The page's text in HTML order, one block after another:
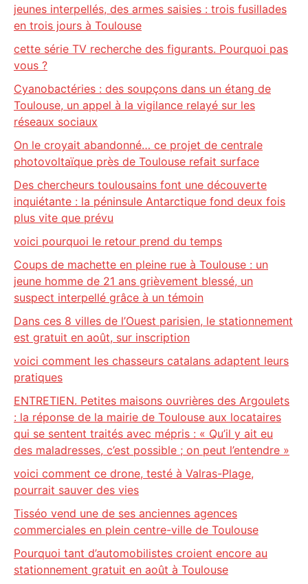
jeunes interpellés, des armes saisies : trois fusillades
en trois jours à Toulouse
cette série TV recherche des figurants. Pourquoi pas
vous ?
Cyanobactéries : des soupçons dans un étang de
Toulouse, un appel à la vigilance relayé sur les
réseaux sociaux
On le croyait abandonné… ce projet de centrale
photovoltaïque près de Toulouse refait surface
Des chercheurs toulousains font une découverte
inquiétante : la péninsule Antarctique fond deux fois
plus vite que prévu
voici pourquoi le retour prend du temps
Coups de machette en pleine rue à Toulouse : un
jeune homme de 21 ans grièvement blessé, un
suspect interpellé grâce à un témoin
Dans ces 8 villes de l’Ouest parisien, le stationnement
est gratuit en août, sur inscription
voici comment les chasseurs catalans adaptent leurs
pratiques
ENTRETIEN. Petites maisons ouvrières des Argoulets
: la réponse de la mairie de Toulouse aux locataires
qui se sentent traités avec mépris : « Qu’il y ait eu
des maladresses, c’est possible ; on peut l’entendre »
voici comment ce drone, testé à Valras-Plage,
pourrait sauver des vies
Tisséo vend une de ses anciennes agences
commerciales en plein centre-ville de Toulouse
Pourquoi tant d’automobilistes croient encore au
stationnement gratuit en août à Toulouse